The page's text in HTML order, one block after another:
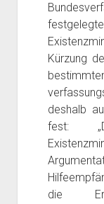
Kürzung
deshalb
fest:
die